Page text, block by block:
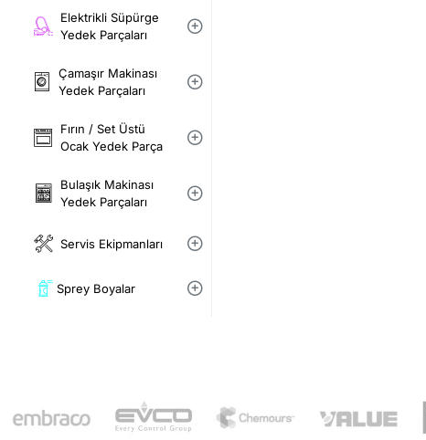
Elektrikli Süpürge
Yedek Parçaları
Çamaşır Makinası
Yedek Parçaları
Fırın / Set Üstü
Ocak Yedek Parça
Bulaşık Makinası
Yedek Parçaları
Servis Ekipmanları
Sprey Boyalar